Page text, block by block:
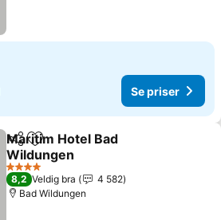
Se priser
Del Legg til i favoritter
Maritim Hotel Bad
Wildungen
4 Stjerner
8,2 Veldig bra
4 582
Bad Wildungen